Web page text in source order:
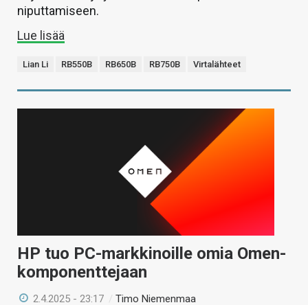
niputtamiseen.
Lue lisää
Lian Li RB550B RB650B RB750B Virtalähteet
HP tuo PC-markkinoille omia Omen-
komponenttejaan
2.4.2025 - 23:17 /Timo Niemenmaa